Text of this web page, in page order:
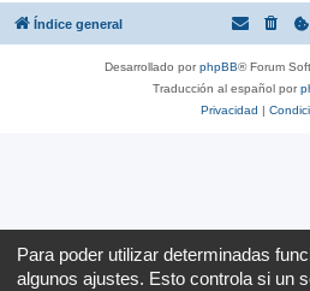
Índice general
Desarrollado porphpBB® Forum
Traducción al español por
Privacidad |
Para poder utilizar determinadas
algunos ajustes. Esto controla si un